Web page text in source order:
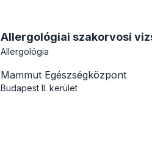
Allergológiai szakorvosi
Allergológia
Mammut Egészségközpont
Budapest II. kerület